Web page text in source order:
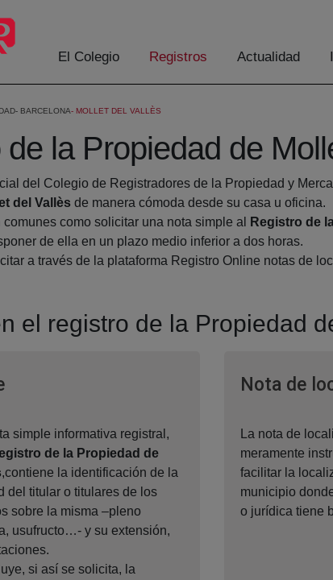
El Colegio Registros Actualidad
BARCELONA MOLLET DEL VALLÈS
de la Propiedad de
del Colegio de Registradores de la Propiedad y
del Vallès de manera cómoda desde su casa u oficina.
como solicitar una nota simple al
Registro de
de ella en un plazo medio inferior a dos horas.
a través de la plataforma Registro Online notas de
el registro de la Propiedad
Ventana nueva
simple informativa registral,
de la Propiedad de
,contiene la identificación de la
del titular o titulares de los
sobre la misma –pleno
usufructo…- y su extensión,
si así se solicita, la
Nota de
La nota de
meramente
facilitar la
municipio
o jurídica tiene